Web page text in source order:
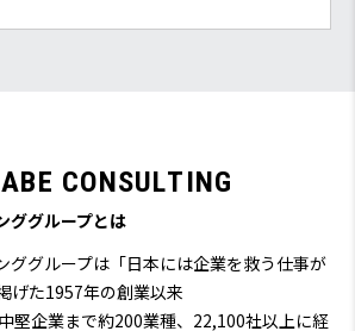
ABE CONSULTING
ググループとは
ググループは「日本には企業を救う仕事が
げた1957年の創業以来
堅企業まで約200業種、22,100社以上に経